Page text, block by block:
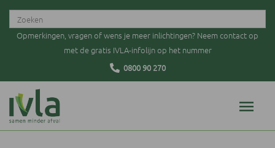
Opmerkingen, vragen of wens je meer inlichtingen? Neem contact op
met de gratis IVLA-infolijn op het nummer
0800 90 270